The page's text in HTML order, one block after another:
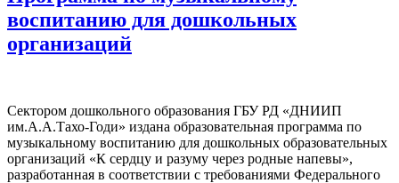
воспитанию для дошкольных
организаций
Сектором дошкольного образования ГБУ РД «ДНИИП
им.А.А.Тахо-Годи» издана образовательная программа по
музыкальному воспитанию для дошкольных образовательных
организаций «К сердцу и разуму через родные напевы»,
разработанная в соответствии с требованиями Федерального